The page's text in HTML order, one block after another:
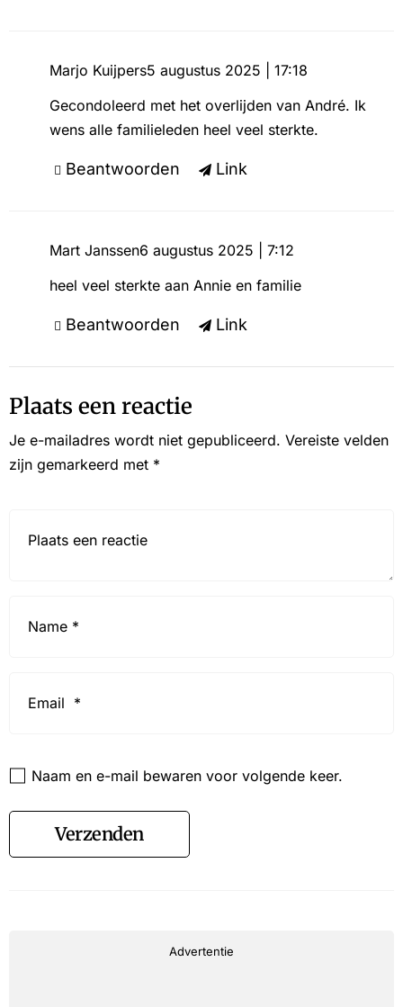
Marjo Kuijpers5 augustus 2025 | 17:18
Gecondoleerd met het overlijden van André. Ik
wens alle familieleden heel veel sterkte.
Beantwoorden Link
Mart Janssen6 augustus 2025 | 7:12
heel veel sterkte aan Annie en familie
Beantwoorden Link
Plaats een reactie
Je e-mailadres wordt niet gepubliceerd. Vereiste velden
zijn gemarkeerd met *
Naam en e-mail bewaren voor volgende keer.
Verzenden
Advertentie